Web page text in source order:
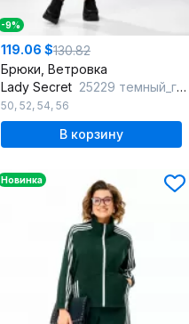
-9%
119.06 $130.82
Брюки, Ветровка
Lady Secret 25229 темный_графит
50, 52, 54, 56
В корзину
Новинка